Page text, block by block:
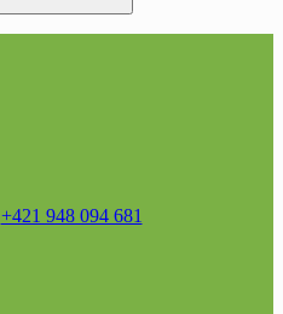
+421 948 094 681